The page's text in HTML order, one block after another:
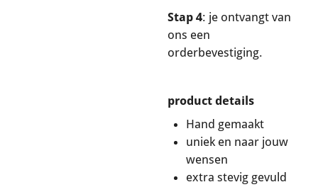
Stap 4: je ontvangt van
ons een
orderbevestiging.
product details
Hand gemaakt
uniek en naar jouw
wensen
extra stevig gevuld